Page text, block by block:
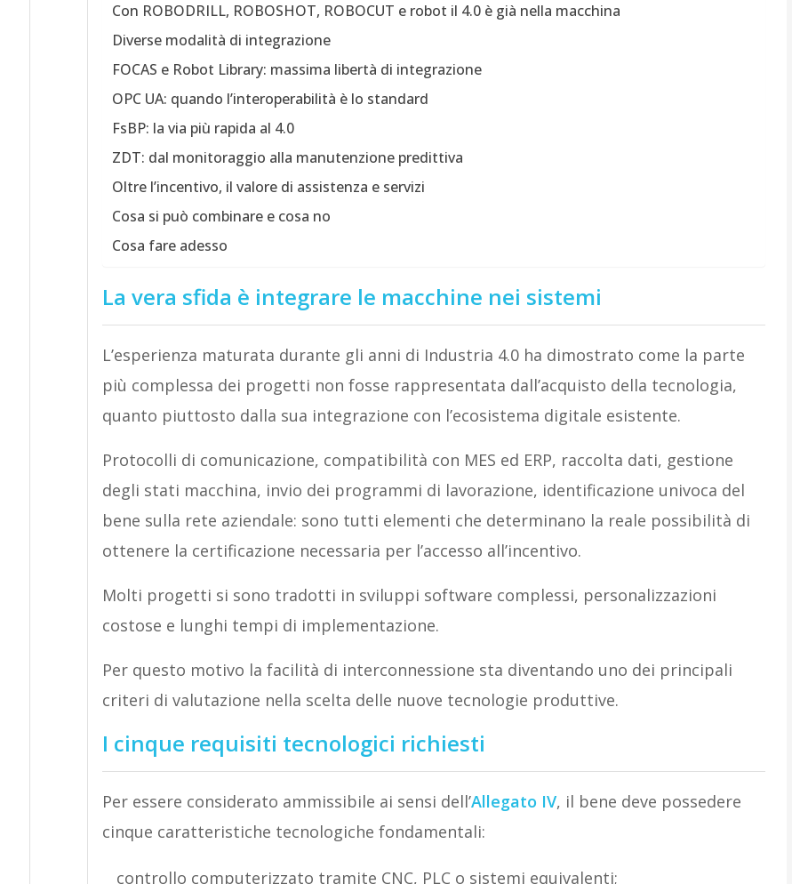
Con ROBODRILL, ROBOSHOT, ROBOCUT e robot il 4.0 è già nella macchina
Diverse modalità di integrazione
FOCAS e Robot Library: massima libertà di integrazione
OPC UA: quando l’interoperabilità è lo standard
FsBP: la via più rapida al 4.0
ZDT: dal monitoraggio alla manutenzione predittiva
Oltre l’incentivo, il valore di assistenza e servizi
Cosa si può combinare e cosa no
Cosa fare adesso
La vera sfida è integrare le macchine nei sistemi
L’esperienza maturata durante gli anni di Industria 4.0 ha dimostrato come la parte
più complessa dei progetti non fosse rappresentata dall’acquisto della tecnologia,
quanto piuttosto dalla sua integrazione con l’ecosistema digitale esistente.
Protocolli di comunicazione, compatibilità con MES ed ERP, raccolta dati, gestione
degli stati macchina, invio dei programmi di lavorazione, identificazione univoca del
bene sulla rete aziendale: sono tutti elementi che determinano la reale possibilità di
ottenere la certificazione necessaria per l’accesso all’incentivo.
Molti progetti si sono tradotti in sviluppi software complessi, personalizzazioni
costose e lunghi tempi di implementazione.
Per questo motivo la facilità di interconnessione sta diventando uno dei principali
criteri di valutazione nella scelta delle nuove tecnologie produttive.
I cinque requisiti tecnologici richiesti
Per essere considerato ammissibile ai sensi dell’Allegato IV, il bene deve possedere
cinque caratteristiche tecnologiche fondamentali:
controllo computerizzato tramite CNC, PLC o sistemi equivalenti;